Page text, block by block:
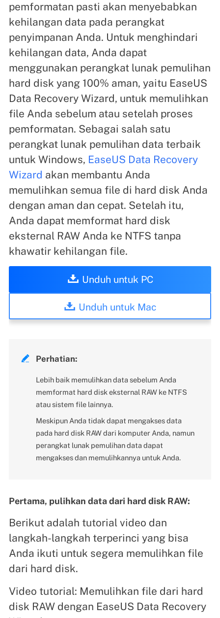
pemformatan pasti akan menyebabkan
kehilangan data pada perangkat
penyimpanan Anda. Untuk menghindari
kehilangan data, Anda dapat
menggunakan perangkat lunak pemulihan
hard disk yang 100% aman, yaitu EaseUS
Data Recovery Wizard, untuk memulihkan
file Anda sebelum atau setelah proses
pemformatan. Sebagai salah satu
perangkat lunak pemulihan data terbaik
untuk Windows, EaseUS Data Recovery
Wizard akan membantu Anda
memulihkan semua file di hard disk Anda
dengan aman dan cepat. Setelah itu,
Anda dapat memformat hard disk
eksternal RAW Anda ke NTFS tanpa
khawatir kehilangan file.
Unduh untuk PC
Unduh untuk Mac
 Perhatian:
Lebih baik memulihkan data sebelum Anda
memformat hard disk eksternal RAW ke NTFS
atau sistem file lainnya.
Meskipun Anda tidak dapat mengakses data
pada hard disk RAW dari komputer Anda, namun
perangkat lunak pemulihan data dapat
mengakses dan memulihkannya untuk Anda.
Pertama, pulihkan data dari hard disk RAW:
Berikut adalah tutorial video dan
langkah-langkah terperinci yang bisa
Anda ikuti untuk segera memulihkan file
dari hard disk.
Video tutorial: Memulihkan file dari hard
disk RAW dengan EaseUS Data Recovery